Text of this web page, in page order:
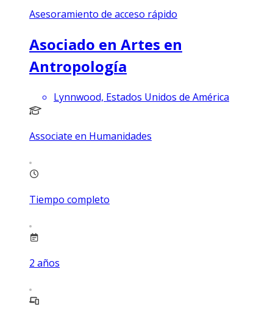
Asesoramiento de acceso rápido
Asociado en Artes en
Antropología
Lynnwood, Estados Unidos de América
Associate en Humanidades
Tiempo completo
2 años